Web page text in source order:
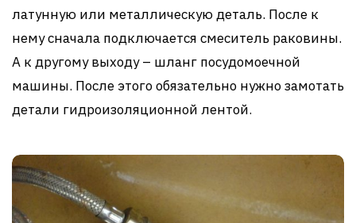
латунную или металлическую деталь. После к
нему сначала подключается смеситель раковины.
А к другому выходу – шланг посудомоечной
машины. После этого обязательно нужно замотать
детали гидроизоляционной лентой.